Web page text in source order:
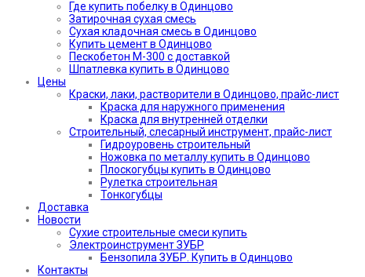
Где купить побелку в Одинцово
Затирочная сухая смесь
Сухая кладочная смесь в Одинцово
Купить цемент в Одинцово
Пескобетон М-300 с доставкой
Шпатлевка купить в Одинцово
Цены
Краски, лаки, растворители в Одинцово, прайс-лист
Краска для наружного применения
Краска для внутренней отделки
Строительный, слесарный инструмент, прайс-лист
Гидроуровень строительный
Ножовка по металлу купить в Одинцово
Плоскогубцы купить в Одинцово
Рулетка строительная
Тонкогубцы
Доставка
Новости
Сухие строительные смеси купить
Электроинструмент ЗУБР
Бензопила ЗУБР. Купить в Одинцово
Контакты